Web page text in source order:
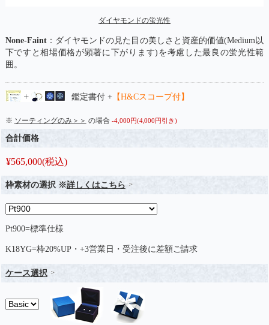
ダイヤモンドの蛍光性
None-Faint：ダイヤモンドの見た目の美しさと資産的価値(Medium以
下ですと相場価格が顕著に下がります)を考慮した最良の蛍光性範
囲。
鑑定書付 +【H&Cスコープ付】
※ ソーティングのみ＞＞ の場合 -4,000円(4,000円引き)
合計価格
¥565,000(税込)
枠素材の選択 ※詳しくはこちら
Pt900=標準仕様
K18YG=枠20%UP・+3営業日・受注後に差額ご請求
ケース選択